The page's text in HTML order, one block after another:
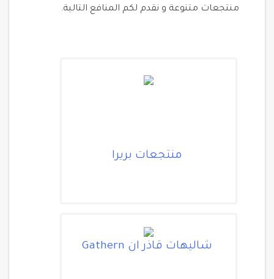
منتجعات متنوعة و نقدم لكم المنافع التالية.
منتجعات بريرا
شاليهات قاذر ان Gathern